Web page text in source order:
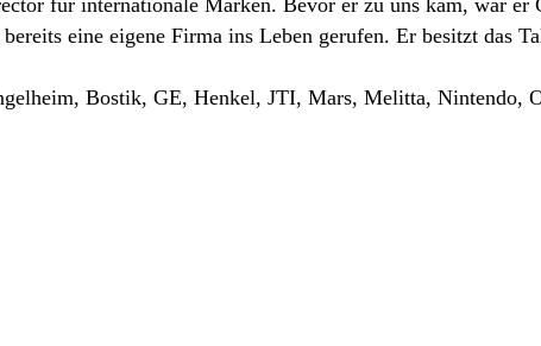
eine eigene Firma ins Leben gerufen. Er besitzt das
Bostik, GE, Henkel, JTI, Mars, Melitta, Nintendo,